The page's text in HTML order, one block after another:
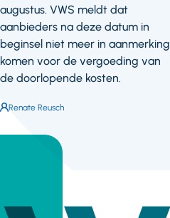
augustus. VWS meldt dat
aanbieders na deze datum in
beginsel niet meer in aanmerking
komen voor de vergoeding van
de doorlopende kosten.
Auteur:
Renate Reusch